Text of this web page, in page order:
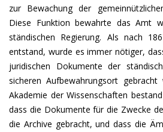
zur Bewachung der
Diese Funktion bewahrte das Amt
ständischen Regierung. Als nach
entstand, wurde es immer nötiger,
juridischen Dokumente der
sicheren Aufbewahrungsort gebracht
Akademie der Wissenschaften
dass die Dokumente für die Zwecke
die Archive gebracht, und dass die